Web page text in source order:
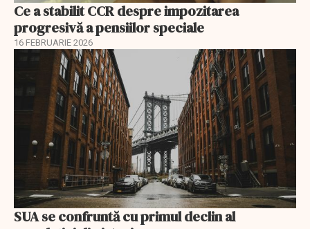
Ce a stabilit CCR despre impozitarea
progresivă a pensiilor speciale
16 FEBRUARIE 2026
SUA se confruntă cu primul declin al